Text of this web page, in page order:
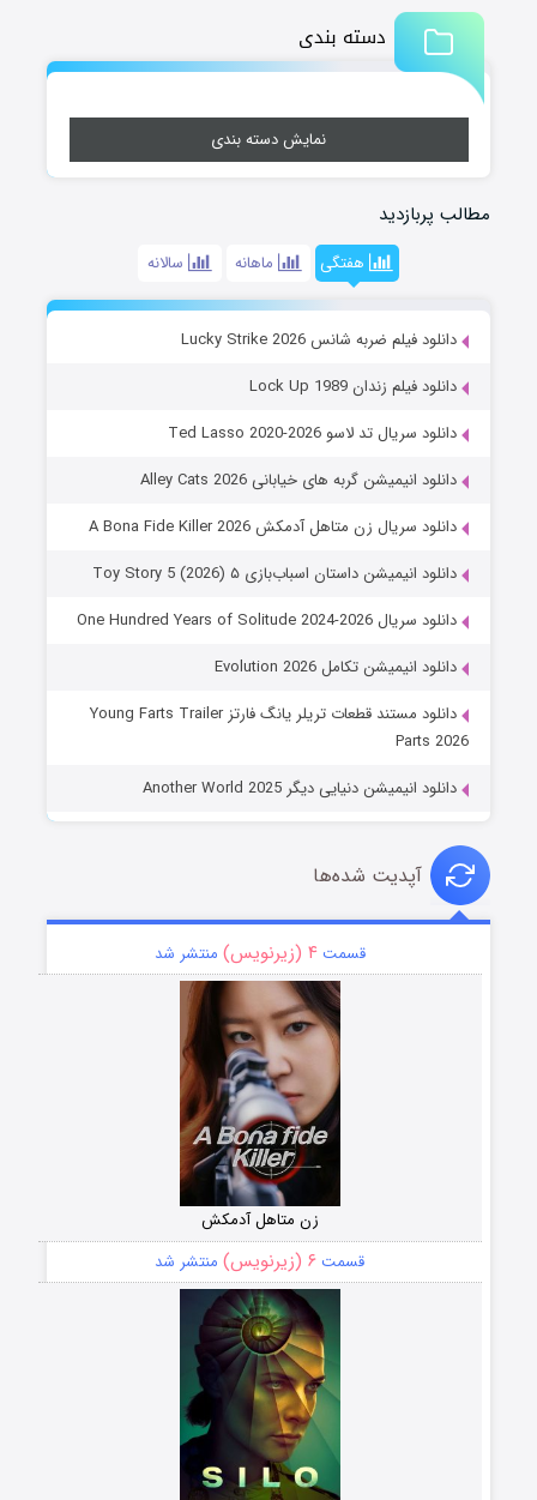
دسته بندی
نمایش دسته بندی
مطالب پربازدید
هفتگی ماهانه سالانه
دانلود فیلم ضربه شانس Lucky Strike 2026
دانلود فیلم زندان Lock Up 1989
دانلود سریال تد لاسو Ted Lasso 2020-2026
دانلود انیمیشن گربه های خیابانی Alley Cats 2026
دانلود سریال زن متاهل آدمکش A Bona Fide Killer 2026
دانلود انیمیشن داستان اسباب‌بازی ۵ Toy Story 5 (2026)
دانلود سریال One Hundred Years of Solitude 2024-2026
دانلود انیمیشن تکامل Evolution 2026
دانلود مستند قطعات تریلر یانگ فارتز Young Farts Trailer
Parts 2026
دانلود انیمیشن دنیایی دیگر Another World 2025
آپدیت شده‌ها
قسمت۴ (زیرنویس) منتشر شد
زن متاهل آدمکش
قسمت ۶ (زیرنویس) منتشر شد